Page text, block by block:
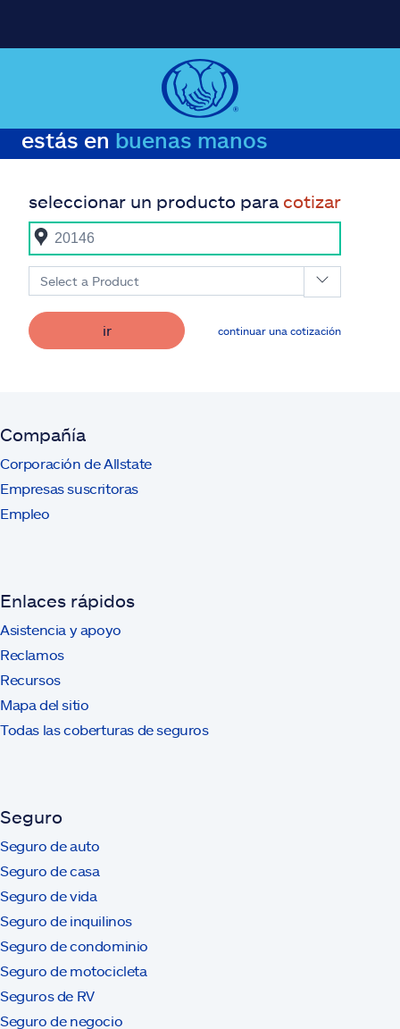
estás en buenas manos
seleccionar un producto para cotizar
Select a Product
ir continuar una cotización
Compañía
Corporación de Allstate
Empresas suscritoras
Empleo
Enlaces rápidos
Asistencia y apoyo
Reclamos
Recursos
Mapa del sitio
Todas las coberturas de seguros
Seguro
Seguro de auto
Seguro de casa
Seguro de vida
Seguro de inquilinos
Seguro de condominio
Seguro de motocicleta
Seguros de RV
Seguro de negocio